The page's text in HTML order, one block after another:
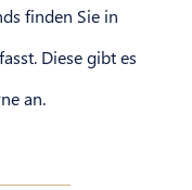
finden Sie in
Diese gibt es
an.